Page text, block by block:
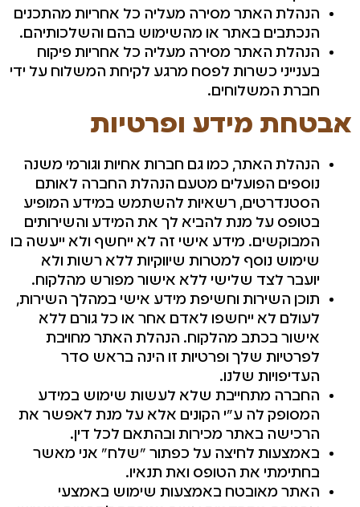
הנהלת האתר מסירה מעליה כל אחריות מהתכנים
הנכתבים באתר או מהשימוש בהם והשלכותיהם.
הנהלת האתר מסירה מעליה כל אחריות פיקוח
בענייני כשרות לפסח מרגע לקיחת המשלוח על ידי
חברת המשלוחים.
אבטחת מידע ופרטיות
הנהלת האתר, כמו גם חברות אחיות וגורמי משנה
נוספים הפועלים מטעם הנהלת החברה לאותם
הסטנדרטים, רשאיות להשתמש במידע המופיע
בטופס על מנת להביא לך את המידע והשירותים
המבוקשים. מידע אישי זה לא ייחשף ולא ייעשה בו
שימוש נוסף למטרות שיווקיות ללא רשות ולא
יועבר לצד שלישי ללא אישור מפורש מהלקוח.
תוכן השירות וחשיפת מידע אישי במהלך השירות,
לעולם לא ייחשפו לאדם אחר או כל גורם ללא
אישור בכתב מהלקוח. הנהלת האתר מחויבת
לפרטיות שלך ופרטיות זו הינה בראש סדר
העדיפויות שלנו.
החברה מתחייבת שלא לעשות שימוש במידע
המסופק לה ע"י הקונים אלא על מנת לאפשר את
הרכישה באתר מכירות ובהתאם לכל דין.
באמצעות לחיצה על כפתור "שלח" אני מאשר
בחתימתי את הטופס ואת תנאיו.
האתר מאובטח באמצעות שימוש באמצעי